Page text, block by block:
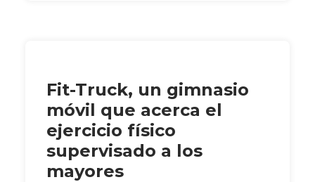
Fit-Truck, un gimnasio
móvil que acerca el
ejercicio físico
supervisado a los
mayores